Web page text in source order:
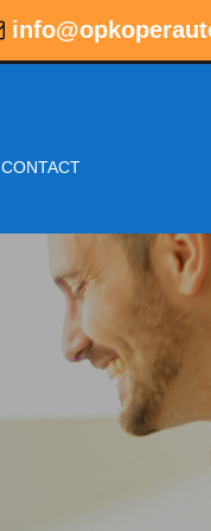
CONTACT